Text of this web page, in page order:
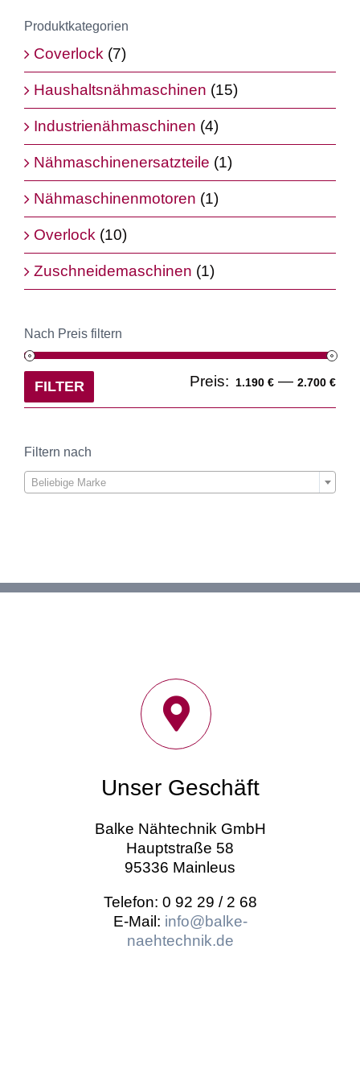
Produktkategorien
Coverlock (7)
Haushaltsnähmaschinen (15)
Industrienähmaschinen (4)
Nähmaschinenersatzteile (1)
Nähmaschinenmotoren (1)
Overlock (10)
Zuschneidemaschinen (1)
Nach Preis filtern
FILTER Preis: 1.190 € — 2.700 €
Filtern nach
Beliebige Marke
Unser Geschäft
Balke Nähtechnik GmbH
Hauptstraße 58
95336 Mainleus
Telefon: 0 92 29 / 2 68
E-Mail: info@balke-
naehtechnik.de